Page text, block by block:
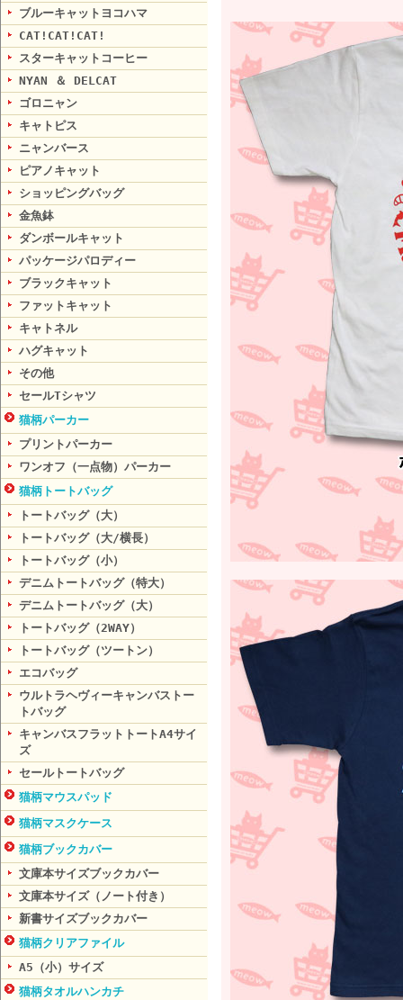
ブルーキャットヨコハマ
CAT!CAT!CAT!
スターキャットコーヒー
NYAN ＆ DELCAT
ゴロニャン
キャトピス
ニャンバース
ピアノキャット
ショッピングバッグ
金魚鉢
ダンボールキャット
パッケージパロディー
ブラックキャット
ファットキャット
キャトネル
ハグキャット
その他
セールTシャツ
猫柄パーカー
プリントパーカー
ワンオフ（一点物）パーカー
猫柄トートバッグ
トートバッグ（大）
トートバッグ（大/横長）
トートバッグ（小）
デニムトートバッグ（特大）
デニムトートバッグ（大）
トートバッグ（2WAY）
トートバッグ（ツートン）
エコバッグ
ウルトラヘヴィーキャンバストー
トバッグ
キャンバスフラットトートA4サイ
ズ
セールトートバッグ
猫柄マウスパッド
猫柄マスクケース
猫柄ブックカバー
文庫本サイズブックカバー
文庫本サイズ（ノート付き）
新書サイズブックカバー
猫柄クリアファイル
A5（小）サイズ
猫柄タオルハンカチ